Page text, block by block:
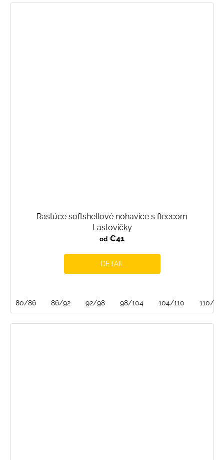
Rastúce softshellové nohavice s fleecom
Lastovičky
od €41
DETAIL
80/86 86/92 92/98 98/104 104/110 110/116